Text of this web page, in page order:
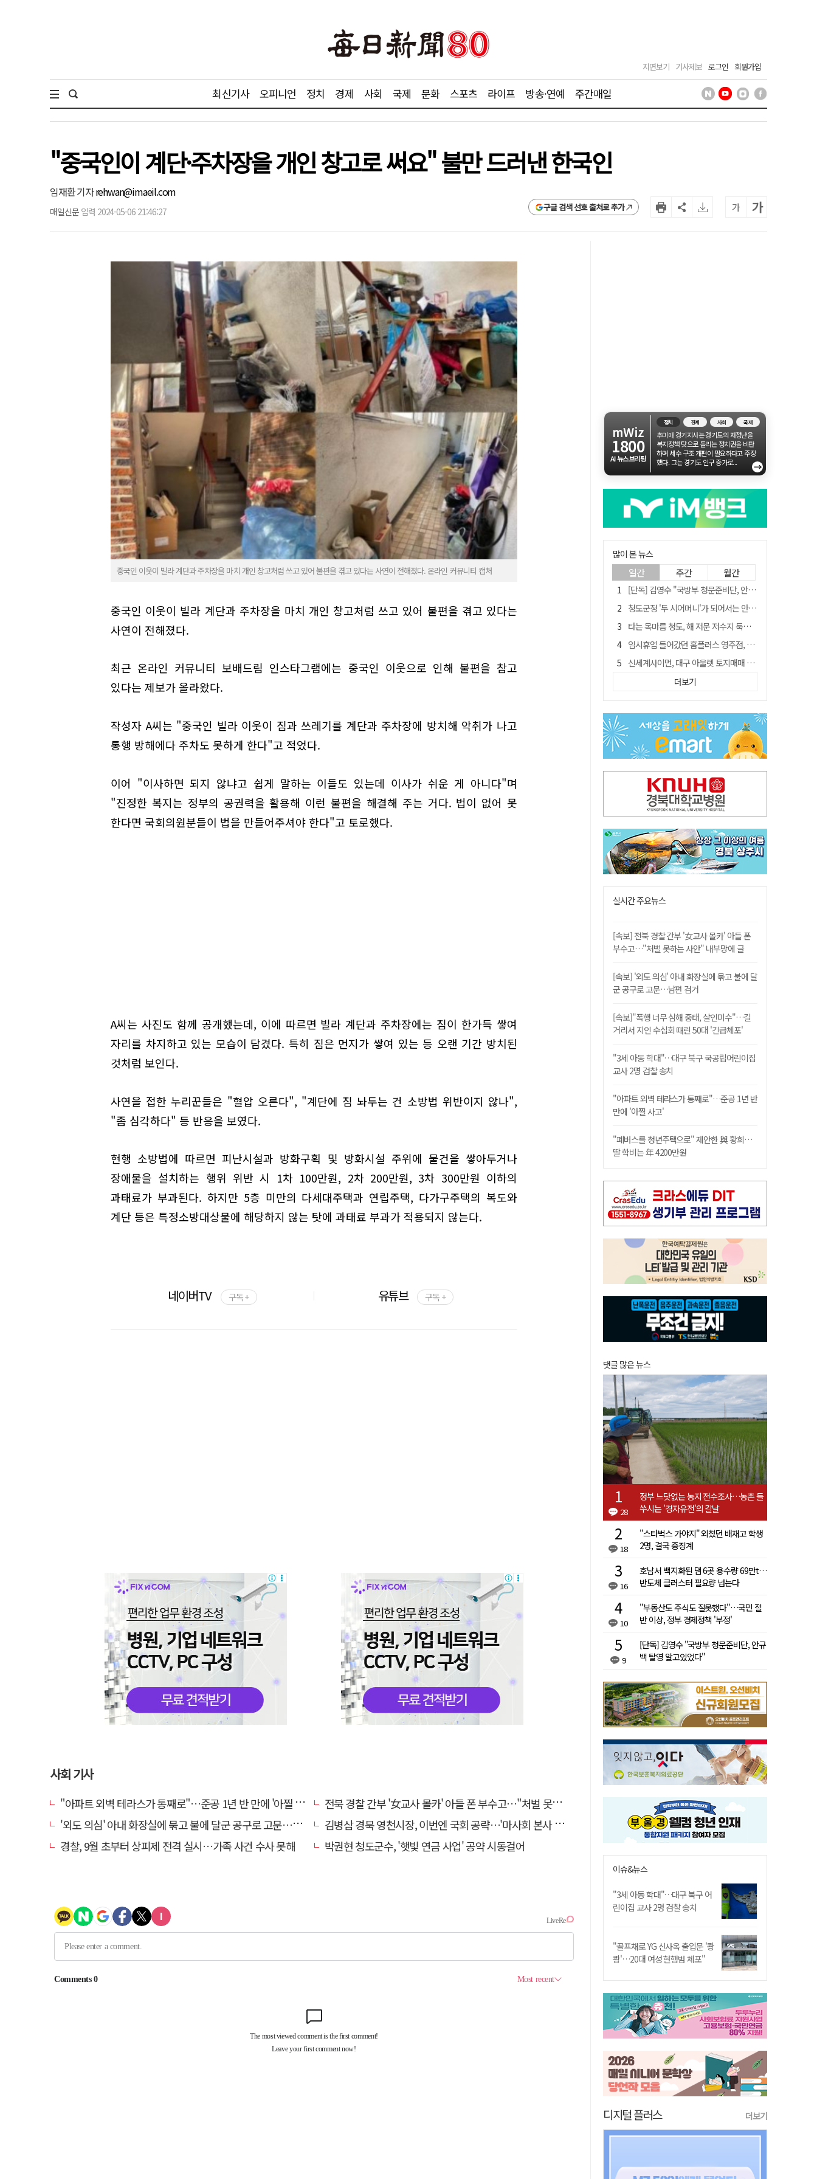
지면보기 기사제보 로그인 회원가입
최신기사 오피니언 정치 경제 사회 국제 문화 스포츠 라이프 방송·연예 주간매일
"중국인이 계단·주차장을 개인 창고로 써요" 불만 드러낸 한국인
임재환 기자rehwan@imaeil.com
매일신문 입력 2024-05-06 21:46:27 구글 검색 선호 출처로 추가 가 가
중국인 이웃이 빌라 계단과 주차장을 마치 개인 창고처럼 쓰고 있어 불편을 겪고 있다는 사연이 전해졌다. 온라인 커뮤니티 캡처
중국인 이웃이 빌라 계단과 주차장을 마치 개인 창고처럼 쓰고 있어 불편을 겪고 있다는
사연이 전해졌다.
최근 온라인 커뮤니티 보배드림 인스타그램에는 중국인 이웃으로 인해 불편을 참고
있다는 제보가 올라왔다.
작성자 A씨는 "중국인 빌라 이웃이 짐과 쓰레기를 계단과 주차장에 방치해 악취가 나고
통행 방해에다 주차도 못하게 한다"고 적었다.
이어 "이사하면 되지 않냐고 쉽게 말하는 이들도 있는데 이사가 쉬운 게 아니다"며
"진정한 복지는 정부의 공권력을 활용해 이런 불편을 해결해 주는 거다. 법이 없어 못
한다면 국회의원분들이 법을 만들어주셔야 한다"고 토로했다.
A씨는 사진도 함께 공개했는데, 이에 따르면 빌라 계단과 주차장에는 짐이 한가득 쌓여
자리를 차지하고 있는 모습이 담겼다. 특히 짐은 먼지가 쌓여 있는 등 오랜 기간 방치된
것처럼 보인다.
사연을 접한 누리꾼들은 "혈압 오른다", "계단에 짐 놔두는 건 소방법 위반이지 않나",
"좀 심각하다" 등 반응을 보였다.
현행 소방법에 따르면 피난시설과 방화구획 및 방화시설 주위에 물건을 쌓아두거나
장애물을 설치하는 행위 위반 시 1차 100만원, 2차 200만원, 3차 300만원 이하의
과태료가 부과된다. 하지만 5층 미만의 다세대주택과 연립주택, 다가구주택의 복도와
계단 등은 특정소방대상물에 해당하지 않는 탓에 과태료 부과가 적용되지 않는다.
네이버TV 구독 + 유튜브 구독 +
사회 기사
"아파트 외벽 테라스가 통째로"…준공 1년 반 만에 '아찔 사고'
전북 경찰 간부 '女교사 몰카' 아들 폰 부수고…"처벌 못하는 사안" 내부망에 글
'외도 의심' 아내 화장실에 묶고 불에 달군 공구로 고문…남편 검거
김병삼 경북 영천시장, 이번엔 국회 공략…'마사회 본사 이전·광역교통망 확충' 요청
경찰, 9월 초부터 상피제 전격 실시…가족 사건 수사 못해
박권현 청도군수, '햇빛 연금 사업' 공약 시동걸어
mWiz
1800
AI 뉴스브리핑
정치 경제 사회 국제
추미애 경기지사는 경기도의 재정난을
복지정책 탓으로 돌리는 정치권을 비판
하며 세수 구조 개편이 필요하다고 주장
했다. 그는 경기도 인구 증가로...
→
많이 본 뉴스
일간 주간 월간
[단독] 김영수 "국방부 청문준비단, 안규백 탈영 알고있었다"
청도군정 '두 시어머니'가 되어서는 안된다
타는 목마름 청도, 해 저문 저수지 둑에 군수가 서 있었다
임시휴업 들어갔던 홈플러스 영주점, 7일 영업 재개…지하 1층만 운영
신세계사이먼, 대구 아울렛 토지매매 계약 체결… 사업 본궤도
外人 한 달 새 8000억 담았는데…LG이노텍 목표주가는 왜 엇갈릴까
"상법개정해도 주주가 '봉'"…하이닉스 솔리다임 상장설에 술렁[개미와글와글]
이의준 전 경북도 새마을봉사과장, 제28대 울릉군 부군수 취임
정청래, 靑 겨냥... "신천지·레버리지·호남 반도체 겁박 사과하라"
더보기
실시간 주요뉴스
[속보] 전북 경찰 간부 '女교사 몰카' 아들 폰
부수고…"처벌 못하는 사안" 내부망에 글
[속보] '외도 의심' 아내 화장실에 묶고 불에 달
군 공구로 고문…남편 검거
[속보]"폭행 너무 심해 중태, 살인미수"…길
거리서 지인 수십회 때린 50대 '긴급체포'
"3세 아동 학대"…대구 북구 국공립어린이집
교사 2명 검찰 송치
"아파트 외벽 테라스가 통째로"…준공 1년 반
만에 '아찔 사고'
"폐버스를 청년주택으로" 제안한 與 황희…
딸 학비는 年 4200만원
댓글 많은 뉴스
28
정부 느닷없는 농지 전수조사…농촌 들
쑤시는 '경자유전'의 칼날
18
"스타벅스 가야지" 외쳤던 배재고 학생
2명, 결국 중징계
16
호남서 백지화된 댐 6곳 용수량 69만t…
반도체 클러스터 필요량 넘는다
10
"부동산도 주식도 잘못했다"…국민 절
반 이상, 정부 경제정책 '부정'
9
[단독] 김영수 "국방부 청문준비단, 안규
백 탈영 알고있었다"
이슈&뉴스
"3세 아동 학대"…대구 북구 어
린이집 교사 2명 검찰 송치
"골프채로 YG 신사옥 출입문 '쾅
쾅'…20대 여성 현행범 체포"
디지털 플러스 더보기